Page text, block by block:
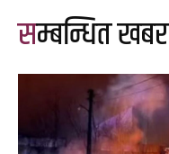
सम्बन्धित खबर